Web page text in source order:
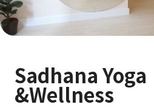
Sadhana Yoga
&Wellness